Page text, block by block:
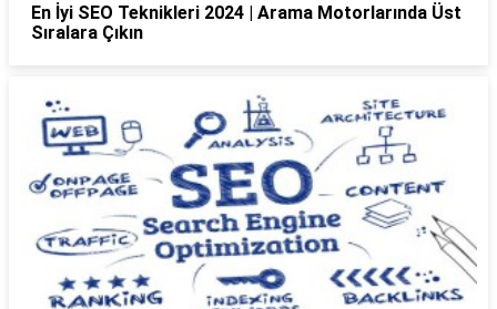
En İyi SEO Teknikleri 2024 | Arama Motorlarında Üst
Sıralara Çıkın